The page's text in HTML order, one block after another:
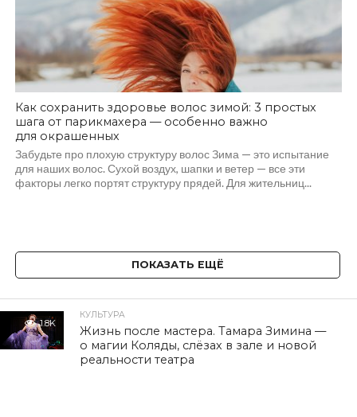
Как сохранить здоровье волос зимой: 3 простых
шага от парикмахера — особенно важно
для окрашенных
Забудьте про плохую структуру волос Зима — это испытание
для наших волос. Сухой воздух, шапки и ветер — все эти
факторы легко портят структуру прядей. Для жительниц...
ПОКАЗАТЬ ЕЩЁ
1.8K
КУЛЬТУРА
Жизнь после мастера. Тамара Зимина —
о магии Коляды, слёзах в зале и новой
реальности театра